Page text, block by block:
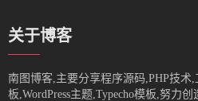
关于博客
南图博客,主要分享程序源码,PHP技术
板,WordPress主题,Typecho模板,努力